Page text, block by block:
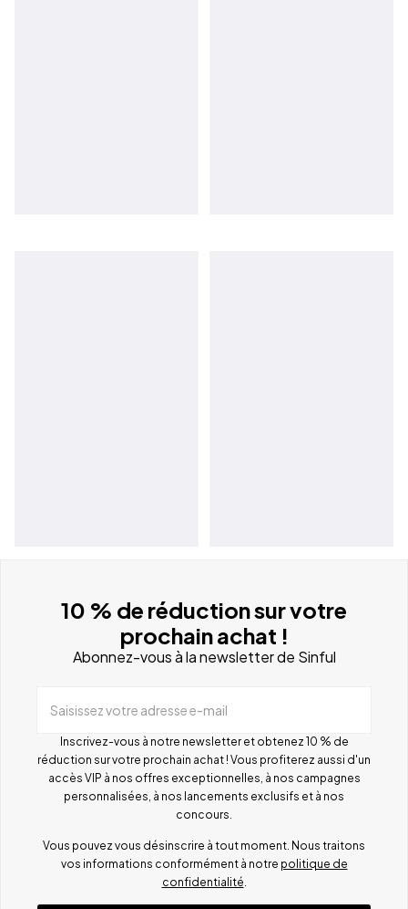
10 % de réduction sur votre
prochain achat !
Abonnez-vous à la newsletter de Sinful
Saisissez votre adresse e-mail
Inscrivez-vous à notre newsletter et obtenez 10 % de
réduction sur votre prochain achat ! Vous profiterez aussi d'un
accès VIP à nos offres exceptionnelles, à nos campagnes
personnalisées, à nos lancements exclusifs et à nos
concours.
Vous pouvez vous désinscrire à tout moment. Nous traitons
vos informations conformément à notre politique de
confidentialité.